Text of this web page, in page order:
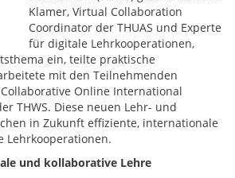
Klamer, Virtual Collaboration
Coordinator der THUAS und Experte
für digitale Lehrkooperationen,
ein, teilte praktische
mit den Teilnehmenden
Online International
THWS. Diese neuen Lehr- und
in Zukunft effiziente, internationale
Lehrkooperationen.
und kollaborative Lehre